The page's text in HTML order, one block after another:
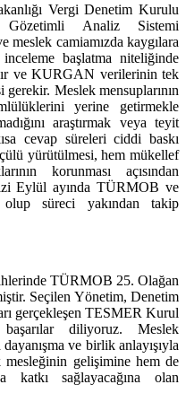
Vergi Denetim Kurulu
Gözetimli Analiz Sistemi
camiamızda kaygılara
başlatma niteliğinde
ve KURGAN verilerinin tek
Meslek mensuplarının
yerine getirmekle
araştırmak veya teyit
cevap süreleri ciddi baskı
yürütülmesi, hem mükellef
korunması açısından
Eylül ayında TÜRMOB ve
süreci yakından takip
TÜRMOB 25. Olağan
Seçilen Yönetim, Denetim
gerçekleşen TESMER Kurul
diliyoruz. Meslek
ve birlik anlayışıyla
gelişimine hem de
katkı sağlayacağına olan